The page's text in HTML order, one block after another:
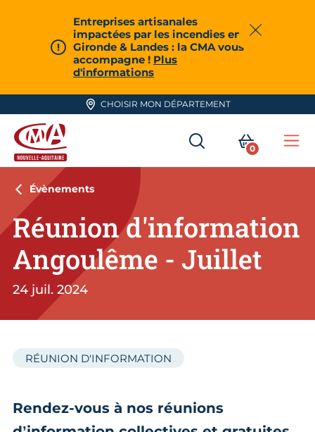
Entreprises artisanales
impactées par les incendies en
Gironde & Landes : la CMA vous
accompagne ! Plus
d'informations
Fermer
CHOISIR MON DÉPARTEMENT
CMA Nouvelle-Aquitaine
RECHERCHER
MON
0
Évènements
Réunion d'information
Angoulême - Juillet
24 juil. 2024
RÉUNION D'INFORMATION
Rendez-vous à nos réunions